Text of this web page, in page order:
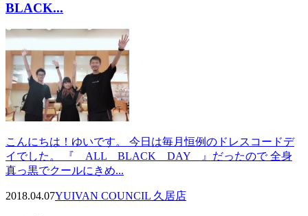
BLACK...
こんにちは！ゆいです。 今日は毎月恒例のドレスコードデ
イでした。 『 ALL BLACK DAY 』だったので 全身
真っ黒でクールにきめ...
2018.04.07YUIVAN COUNCIL 久居店